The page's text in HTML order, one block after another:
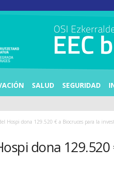
SALUD SEGURIDAD
Hospi dona 129.520 € a Biocruces para la
dona